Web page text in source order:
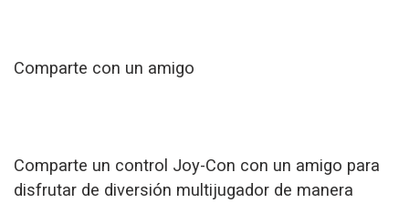
Comparte con un amigo
Comparte un control Joy-Con con un amigo para
disfrutar de diversión multijugador de manera